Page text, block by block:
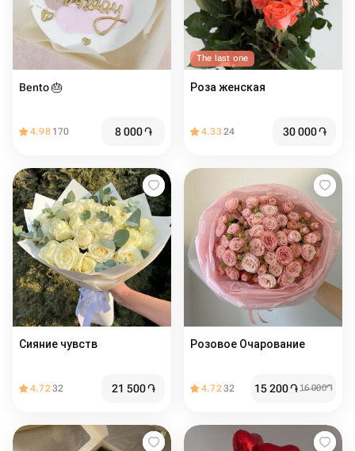
Bento 🎂
4.98 170 8 000֏
The last one
Роза женская
4.3324 30 000֏
Сияние чувств
4.7232 21 500֏
Розовое Очарование
4.7232 15 200֏16 000֏